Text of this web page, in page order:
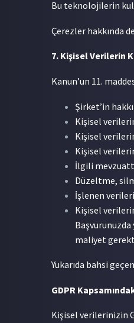
Bu teknolojilerin
Çerezler hakkında
7. Kişisel Verilerin
Kanun’un 11.
Şirket’in
Kişisel
Kişisel
Kişisel
İlgili
Düzeltme,
İşlenen
Kişisel
maliyet
Yukarıda bahsi
GDPR
Kişisel verilerinizin